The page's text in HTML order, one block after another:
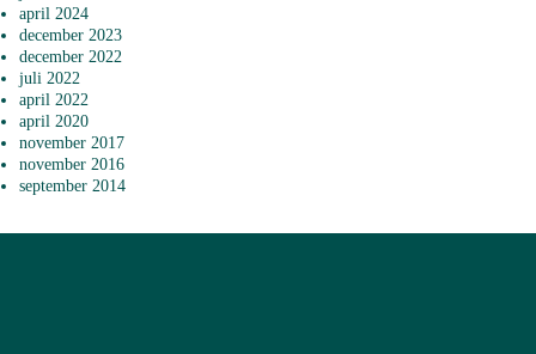
april 2024
december 2023
december 2022
juli 2022
april 2022
april 2020
november 2017
november 2016
september 2014